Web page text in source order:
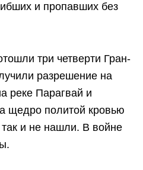
и пропавших без
три четверти Гран-
разрешение на
реке Парагвай и
щедро политой кровью
и не нашли. В войне